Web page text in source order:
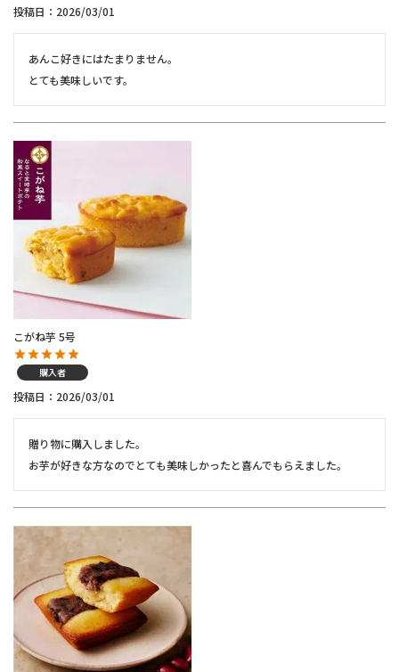
投稿日 2026/03/01
あんこ好きにはたまりません。
とても美味しいです。
こがね芋 5号
購入者
投稿日 2026/03/01
贈り物に購入しました。
お芋が好きな方なのでとても美味しかったと喜んでもらえました。